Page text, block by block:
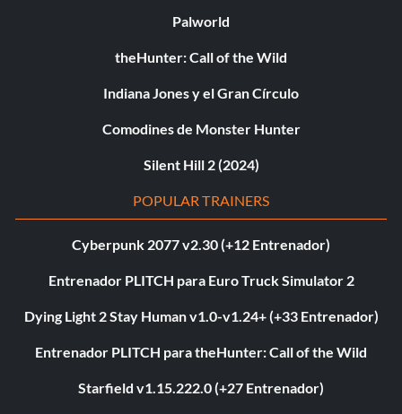
Palworld
theHunter: Call of the Wild
Indiana Jones y el Gran Círculo
Comodines de Monster Hunter
Silent Hill 2 (2024)
POPULAR TRAINERS
Cyberpunk 2077 v2.30 (+12 Entrenador)
Entrenador PLITCH para Euro Truck Simulator 2
Dying Light 2 Stay Human v1.0-v1.24+ (+33 Entrenador)
Entrenador PLITCH para theHunter: Call of the Wild
Starfield v1.15.222.0 (+27 Entrenador)